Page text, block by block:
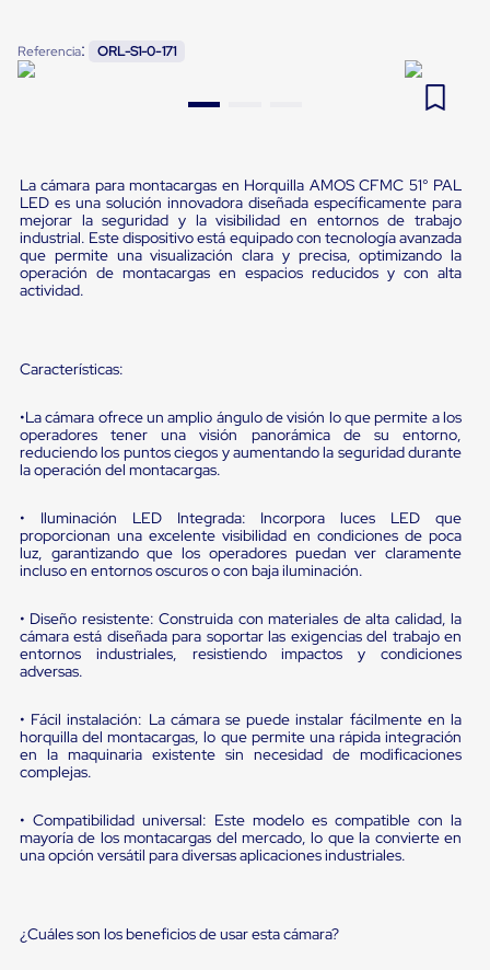
Borde
andén
de
andén
Mecánicas
Pestañas
de
Borde
portátiles
Rampas
de
patio
de
Cargas
Convencionales
Sellos
Puertas
de
andén
Fijo
Sellos
de
Cortina
Retenedores
de
de
andén
Referencia: ORL-S1-0-171
La cámara para montacargas en Horquilla AMOS CFMC 51° PAL
LED es una solución innovadora diseñada específicamente para
mejorar la seguridad y la visibilidad en entornos de trabajo
industrial. Este dispositivo está equipado con tecnología avanzada
que permite una visualización clara y precisa, optimizando la
operación de montacargas en espacios reducidos y con alta
actividad.
Características:
•La cámara ofrece un amplio ángulo de visión lo que permite a los
operadores tener una visión panorámica de su entorno,
reduciendo los puntos ciegos y aumentando la seguridad durante
la operación del montacargas.
• Iluminación LED Integrada: Incorpora luces LED que
proporcionan una excelente visibilidad en condiciones de poca
luz, garantizando que los operadores puedan ver claramente
incluso en entornos oscuros o con baja iluminación.
• Diseño resistente: Construida con materiales de alta calidad, la
cámara está diseñada para soportar las exigencias del trabajo en
entornos industriales, resistiendo impactos y condiciones
adversas.
• Fácil instalación: La cámara se puede instalar fácilmente en la
horquilla del montacargas, lo que permite una rápida integración
en la maquinaria existente sin necesidad de modificaciones
complejas.
• Compatibilidad universal: Este modelo es compatible con la
mayoría de los montacargas del mercado, lo que la convierte en
una opción versátil para diversas aplicaciones industriales.
¿Cuáles son los beneficios de usar esta cámara?
10